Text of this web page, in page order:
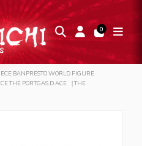
0
BANPRESTO WORLD FIGURE
THE PORTGAS.D.ACE ［THE